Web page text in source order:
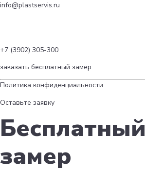
info@plastservis.ru
+7 (3902) 305-300
заказать бесплатный замер
Политика конфиденциальности
Оставьте заявку
Бесплатный
замер